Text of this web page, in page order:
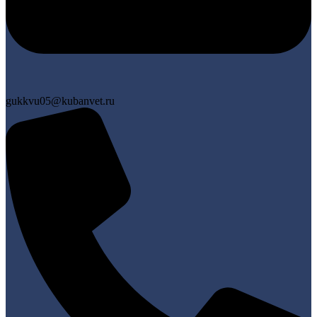
gukkvu05@kubanvet.ru